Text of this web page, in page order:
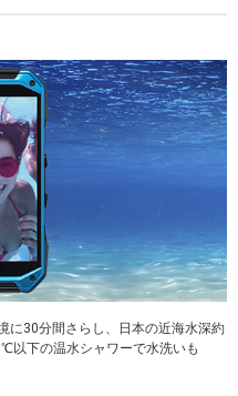
に30分間さらし、日本の近海水深約
以下の温水シャワーで水洗いも